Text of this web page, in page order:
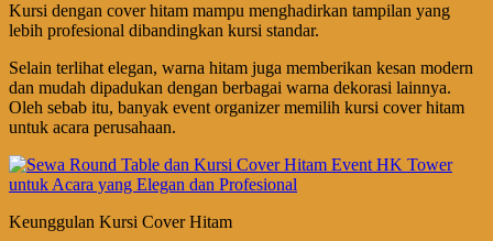
Kursi dengan cover hitam mampu menghadirkan tampilan yang
lebih profesional dibandingkan kursi standar.
Selain terlihat elegan, warna hitam juga memberikan kesan modern
dan mudah dipadukan dengan berbagai warna dekorasi lainnya.
Oleh sebab itu, banyak event organizer memilih kursi cover hitam
untuk acara perusahaan.
Keunggulan Kursi Cover Hitam